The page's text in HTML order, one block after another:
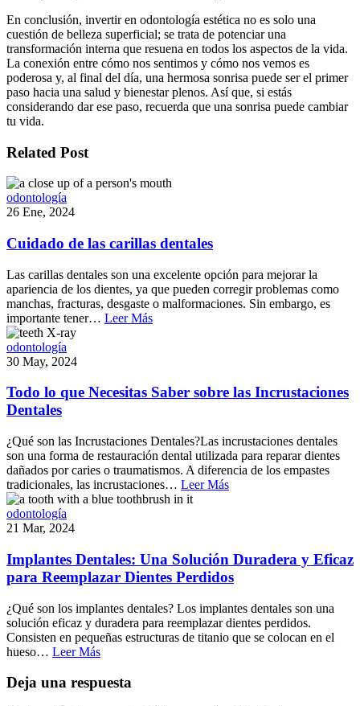
En conclusión, invertir en odontología estética no es solo una
cuestión de belleza superficial; se trata de potenciar una
transformación interna que resuena en todos los aspectos de la vida.
La conexión entre cómo nos sentimos y cómo nos vemos es
poderosa y, al final del día, una hermosa sonrisa puede ser el primer
paso hacia una salud y bienestar plenos. Así que, si estás
considerando dar ese paso, recuerda que una sonrisa puede cambiar
tu vida.
Related Post
odontología
26 Ene, 2024
Cuidado de las carillas dentales
Las carillas dentales son una excelente opción para mejorar la
apariencia de los dientes, ya que pueden corregir problemas como
manchas, fracturas, desgaste o malformaciones. Sin embargo, es
importante tener… Leer Más
odontología
30 May, 2024
Todo lo que Necesitas Saber sobre las Incrustaciones
Dentales
¿Qué son las Incrustaciones Dentales?Las incrustaciones dentales
son una forma de restauración dental utilizada para reparar dientes
dañados por caries o traumatismos. A diferencia de los empastes
tradicionales, las incrustaciones… Leer Más
odontología
21 Mar, 2024
Implantes Dentales: Una Solución Duradera y Eficaz
para Reemplazar Dientes Perdidos
¿Qué son los implantes dentales? Los implantes dentales son una
solución eficaz y duradera para reemplazar dientes perdidos.
Consisten en pequeñas estructuras de titanio que se colocan en el
hueso… Leer Más
Deja una respuesta